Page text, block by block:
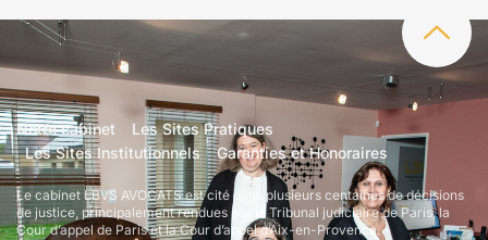
Notre cabinet
Les Sites Pratiques
Les Sites Institutionnels
Garanties et Honoraires
Le cabinet LBVS AVOCATS est cité dans plusieurs centaines de décisions
de justice, principalement rendues par le Tribunal judiciaire de Paris, la
Cour d’appel de Paris et la Cour d’appel d’Aix-en-Provence.